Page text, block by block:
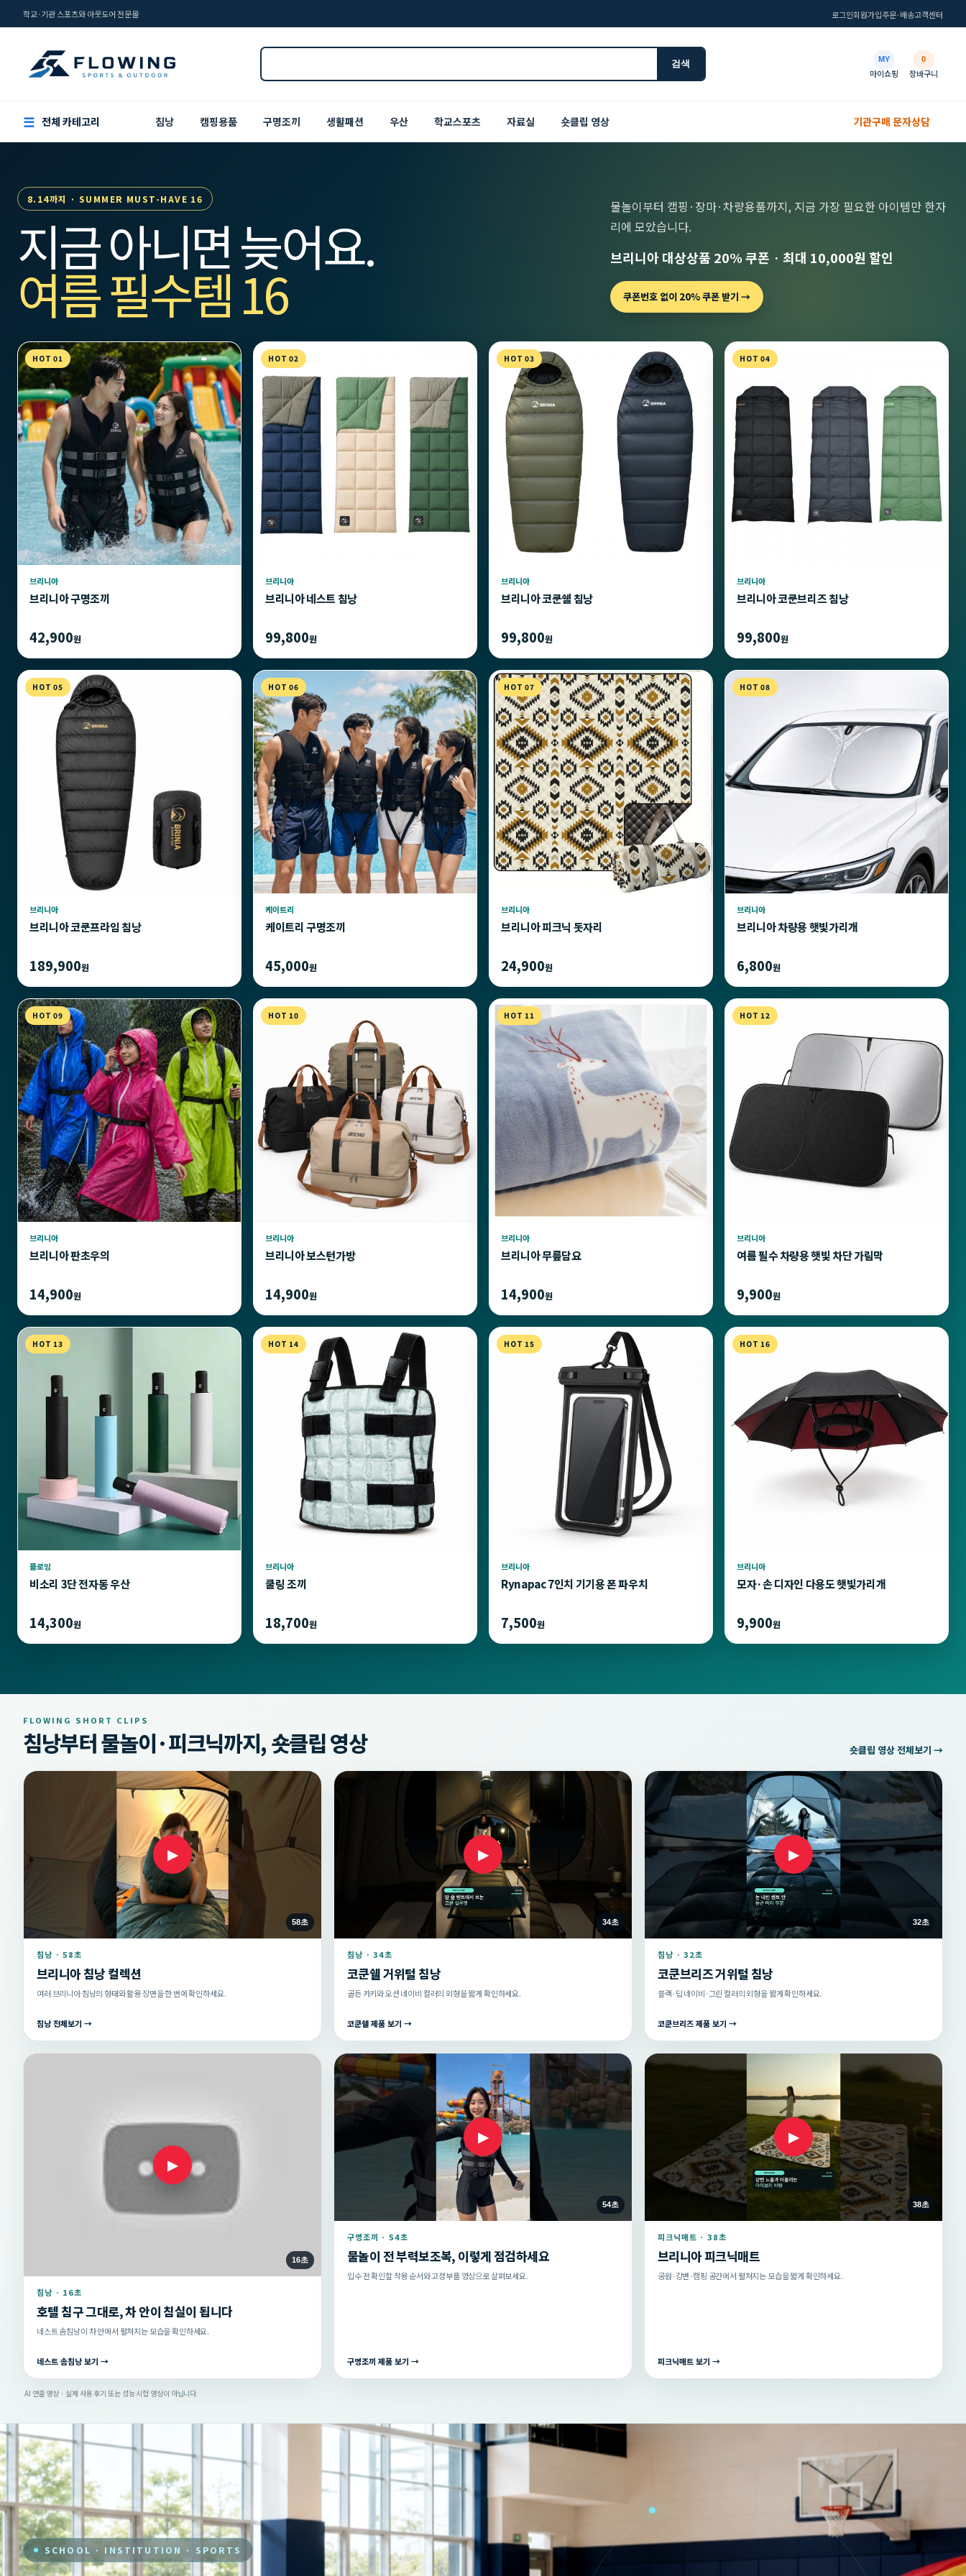
학교·기관 스포츠와 아웃도어 전문몰 로그인회원가입주문·배송고객센터
검색 MY
마이쇼핑
0
장바구니
☰ 전체 카테고리 침낭 캠핑용품 구명조끼 생활패션 우산 학교스포츠 자료실 숏클립 영상 기관구매 문자상담
8.14까지 · SUMMER MUST-HAVE 16
지금 아니면 늦어요.
여름 필수템 16
물놀이부터 캠핑·장마·차량용품까지, 지금 가장 필요한 아이템만 한자
리에 모았습니다.
브리니아 대상상품 20% 쿠폰 · 최대 10,000원 할인
쿠폰번호 없이 20% 쿠폰 받기 →
HOT 01
브리니아
브리니아 구명조끼
42,900원
HOT 02
브리니아
브리니아 네스트 침낭
99,800원
HOT 03
브리니아
브리니아 코쿤쉘 침낭
99,800원
HOT 04
브리니아
브리니아 코쿤브리즈 침낭
99,800원
HOT 05
브리니아
브리니아 코쿤프라임 침낭
189,900원
HOT 06
케이트리
케이트리 구명조끼
45,000원
HOT 07
브리니아
브리니아 피크닉 돗자리
24,900원
HOT 08
브리니아
브리니아 차량용 햇빛가리개
6,800원
HOT 09
브리니아
브리니아 판초우의
14,900원
HOT 10
브리니아
브리니아 보스턴가방
14,900원
HOT 11
브리니아
브리니아 무릎담요
14,900원
HOT 12
브리니아
여름 필수 차량용 햇빛 차단 가림막
9,900원
HOT 13
플로잉
비소리 3단 전자동 우산
14,300원
HOT 14
브리니아
쿨링 조끼
18,700원
HOT 15
브리니아
Rynapac 7인치 기기용 폰 파우치
7,500원
HOT 16
브리니아
모자·손 디자인 다용도 햇빛가리개
9,900원
FLOWING SHORT CLIPS
침낭부터 물놀이·피크닉까지, 숏클립 영상 숏클립 영상 전체보기 →
▶
58초
침낭 · 58초
브리니아 침낭 컬렉션
여러 브리니아 침낭의 형태와 활용 장면을 한 번에 확인하세요.
침낭 전체보기 →
▶
34초
침낭 · 34초
코쿤쉘 거위털 침낭
골든 카키와 오션 네이비 컬러의 외형을 짧게 확인하세요.
코쿤쉘 제품 보기 →
▶
32초
침낭 · 32초
코쿤브리즈 거위털 침낭
블랙·딥 네이비·그린 컬러의 외형을 짧게 확인하세요.
코쿤브리즈 제품 보기 →
▶
16초
침낭 · 16초
호텔 침구 그대로, 차 안이 침실이 됩니다
네스트 솜침낭이 차 안에서 펼쳐지는 모습을 확인하세요.
네스트 솜침낭 보기 →
▶
54초
구명조끼 · 54초
물놀이 전 부력보조복, 이렇게 점검하세요
입수 전 확인할 착용 순서와 고정부를 영상으로 살펴보세요.
구명조끼 제품 보기 →
▶
38초
피크닉매트 · 38초
브리니아 피크닉매트
공원·강변·캠핑 공간에서 펼쳐지는 모습을 짧게 확인하세요.
피크닉매트 보기 →
AI 연출 영상 · 실제 사용 후기 또는 성능 시험 영상이 아닙니다.
SCHOOL · INSTITUTION · SPORTS